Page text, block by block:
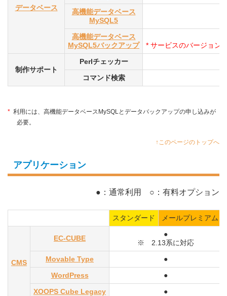
データベース
高機能データベース
MySQL5
高機能データベース
MySQL5バックアップ
* サービスのバージョン
制作サポート
Perlチェッカー
コマンド検索
* 利用には、高機能データベースMySQLとデータバックアップの申し込みが
必要。
↑このページのトップへ
アプリケーション
●：通常利用 ○：有料オプション
スタンダード メールプレミアム
CMS
EC-CUBE
●
※ 2.13系に対応
Movable Type
●
WordPress
●
XOOPS Cube Legacy
●